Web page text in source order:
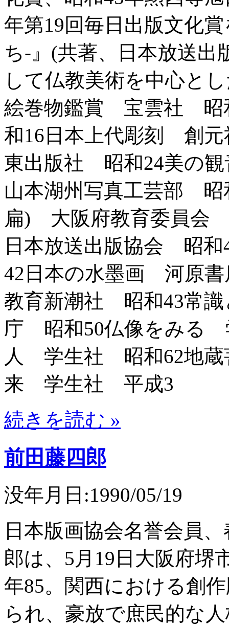
年第19回毎日出版文化
ち-』(共著、日本放送
して仏教美術を中心と
絵巻物鑑賞 宝雲社
和16日本上代彫刻 創
東出版社 昭和24美の
山本湖州写真工芸部 昭
扁) 大阪府教育委員会
日本放送出版協会 昭
42日本の水墨画 河原
教育新潮社 昭和43常
庁 昭和50仏像をみる
人 学生社 昭和62地
来 学生社 平成3
続きを読む »
前田藤四郎
没年月日:1990/05/19
日本版画協会名誉会員
郎は、5月19日大阪府堺
年85。関西における創
られ、豪放で庶民的な